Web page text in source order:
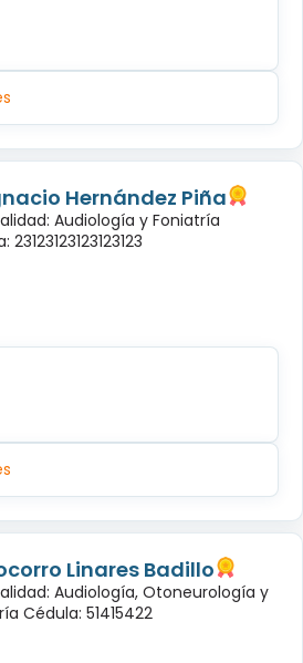
Hernández Piña
Audiología y Foniatría
23123123123123123
Linares Badillo
Audiología, Otoneurología y
Cédula: 51415422